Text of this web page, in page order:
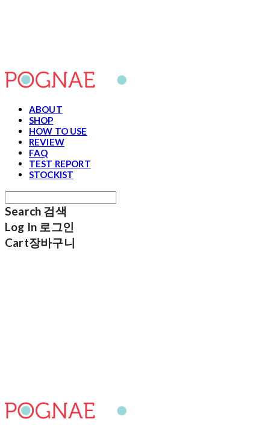
ABOUT
SHOP
HOW TO USE
REVIEW
FAQ
TEST REPORT
STOCKIST
Search 검색
Log In 로그인
Cart장바구니